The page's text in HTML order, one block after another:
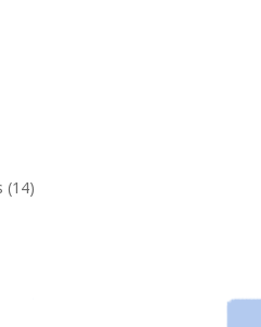
productos
1414